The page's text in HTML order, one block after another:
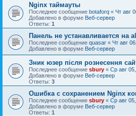
Nginx таймауты
Последнее сообщение botaforq « Чт авг
Добавлено в форуме Веб-сервер
Ответы: 1
Панель не устанавливается на
Последнее сообщение quasar « Чт авг
Добавлено в форуме Веб-сервер
Зник юзер після рознесення
Последнее сообщение sbury « Ср авг
Добавлено в форуме Веб-сервер
Ответы: 3
Ошибка с сохранением Nginx
Последнее сообщение sbury « Ср авг
Добавлено в форуме Веб-сервер
Ответы: 1